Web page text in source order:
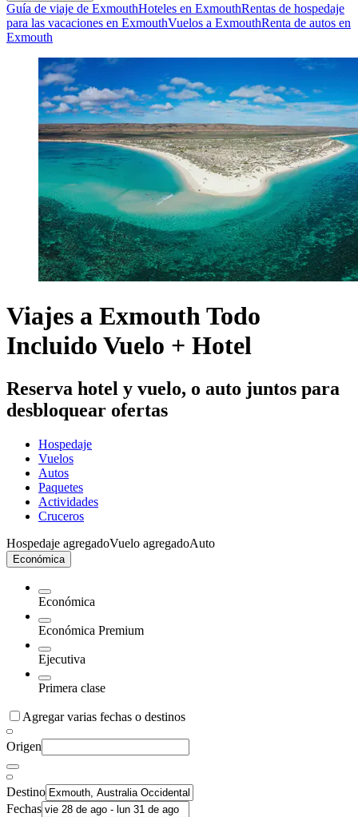
Guía de viaje de ExmouthHoteles en ExmouthRentas de hospedaje
para las vacaciones en ExmouthVuelos a ExmouthRenta de autos en
Exmouth
Viajes a Exmouth Todo
Incluido Vuelo + Hotel
Reserva hotel y vuelo, o auto juntos para
desbloquear ofertas
Hospedaje
Vuelos
Autos
Paquetes
Actividades
Cruceros
Hospedaje agregadoVuelo agregadoAuto
Económica
Económica
Económica Premium
Ejecutiva
Primera clase
Agregar varias fechas o destinos
Origen
Destino
Fechas